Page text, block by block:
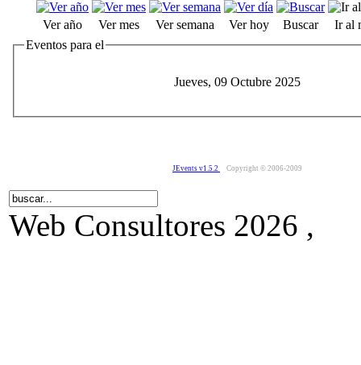
Ver año Ver mes Ver semana Ver hoy Buscar
Ir al
Eventos para el
Jueves, 09 Octubre 2025
JEvents v1.5.2 Copyright © 2006-2009
Web Consultores 2026 ,